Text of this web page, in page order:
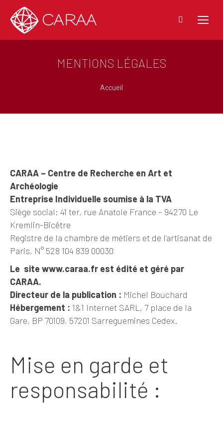
Recherche
MENTIONS LÉGALES
Accueil
CARAA – Centre de Recherche en Art et
Archéologie
Entreprise Individuelle soumise à la TVA
Siège social: 41 ter, rue Anatole France – 94270 Le
Kremlin-Bicêtre
Registre de la chambre de métiers et de l’artisanat de
Paris, N° 528 104 839 00030
Le site www.caraa.fr est édité et géré par
CARAA.
Directeur de la publication : Michel Bouchard
Hébergement : 1&1 Internet SARL, 7 place de la
Gare, BP 70109, 57201 Sarreguemines Cedex.
Mise en garde et
responsabilité :